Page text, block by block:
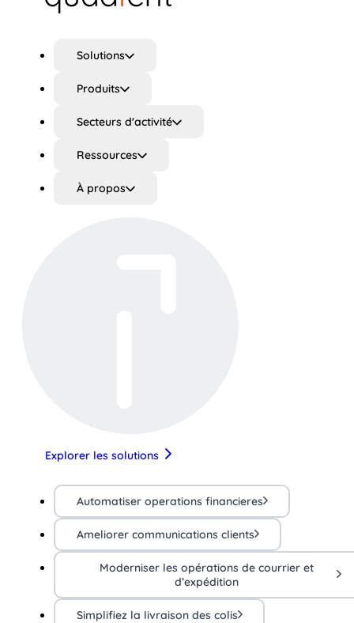
Solutions
Produits
Secteurs d'activité
Ressources
À propos
Explorer les solutions
Automatiser operations financieres
Ameliorer communications clients
Moderniser les opérations de courrier et
d’expédition
Simplifiez la livraison des colis